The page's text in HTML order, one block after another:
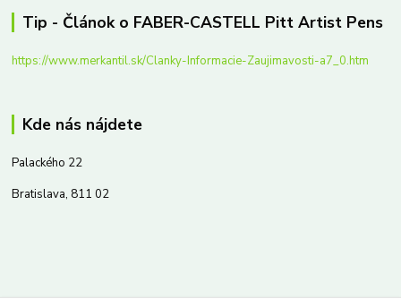
Tip - Článok o FABER-CASTELL Pitt Artist Pens
https://www.merkantil.sk/Clanky-Informacie-Zaujimavosti-a7_0.htm
Kde nás nájdete
Palackého 22
Bratislava, 811 02